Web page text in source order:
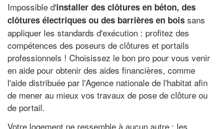
Impossible d'installer des clôtures en béton, des
clôtures électriques ou des barrières en bois sans
appliquer les standards d'exécution : profitez des
compétences des poseurs de clôtures et portails
professionnels ! Choisissez le bon pro pour vous venir
en aide pour obtenir des aides financières, comme
l'aide distribuée par l'Agence nationale de l'habitat afin
de mener au mieux vos travaux de pose de clôture ou
de portail.
Votre logement ne ressemble à aucun autre : les